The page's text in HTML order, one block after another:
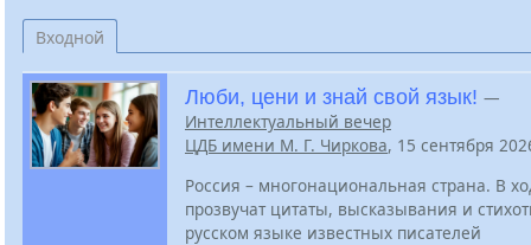
Входной
Люби, цени и знай свой язык! —
Интеллектуальный вечер
ЦДБ имени М. Г. Чиркова, 15 сентября
Россия – многонациональная страна. В
прозвучат цитаты, высказывания и
русском языке известных писателей